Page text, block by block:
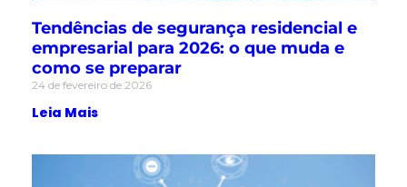
Tendências de segurança residencial e
empresarial para 2026: o que muda e
como se preparar
24 de fevereiro de 2026
Leia Mais